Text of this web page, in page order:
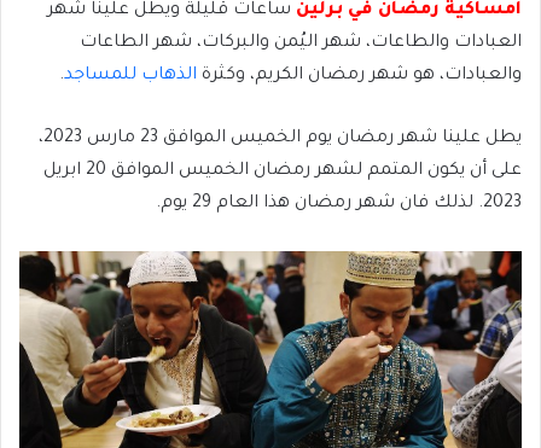
امساكية رمضان في برلين ساعات قليلة ويطل علينا شهر
العبادات والطاعات، شهر اليُمن والبركات، شهر الطاعات
والعبادات، هو شهر رمضان الكريم، وكثرة الذهاب للمساجد.
يطل علينا شهر رمضان يوم الخميس الموافق 23 مارس 2023،
على أن يكون المتمم لشهر رمضان الخميس الموافق 20 ابريل
2023. لذلك فان شهر رمضان هذا العام 29 يوم.